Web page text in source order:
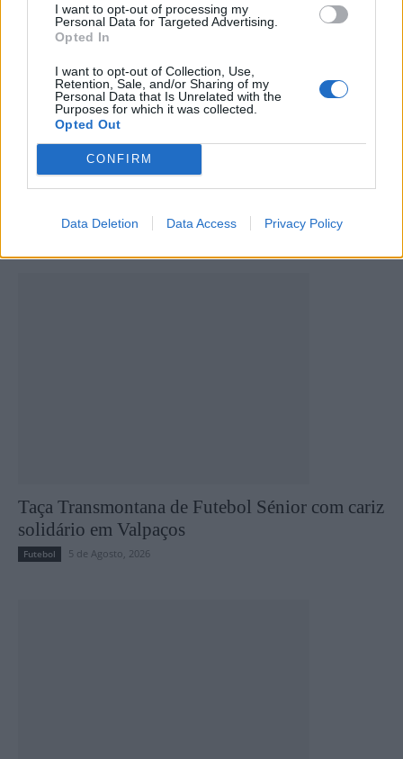
I want to opt-out of processing my
Personal Data for Targeted Advertising.
Opted In
I want to opt-out of Collection, Use,
Retention, Sale, and/or Sharing of my
Personal Data that Is Unrelated with the
Purposes for which it was collected.
Opted Out
CONFIRM
Data Deletion Data Access Privacy Policy
Artigo anterior
Equipas transmontanas já
conhecem adversários na 4.ª
eliminatória da Taça de
Portugal de Futsal
Próximo artigo
AFVR: Antevisão à 15.ª
Taça Transmontana de Futebol Sénior com cariz
solidário em Valpaços
Futebol 5 de Agosto, 2026